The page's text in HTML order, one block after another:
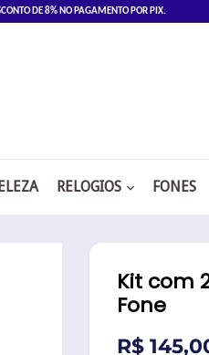
DE 8% NO PAGAMENTO POR PIX.
RELOGIOS FONES
Kit com
Fone
Preço
R$